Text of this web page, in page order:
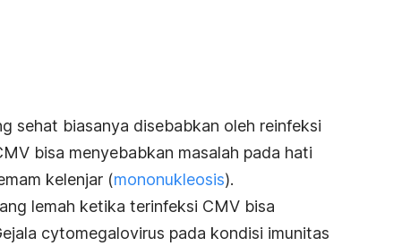
sehat biasanya disebabkan oleh reinfeksi
bisa menyebabkan masalah pada hati
kelenjar (mononukleosis).
lemah ketika terinfeksi CMV bisa
cytomegalovirus pada kondisi imunitas